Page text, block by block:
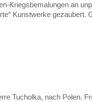
Kriegsbemalungen an
Kunstwerke gezaubert.
Tucholka, nach Polen.